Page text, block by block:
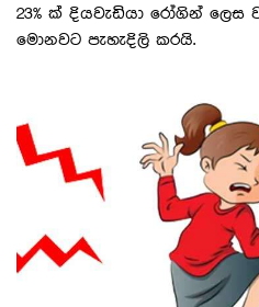
23% ක් දියවැඩියා රෝගින් ලෙස
මොනවට පැහැදිලි කරයි.